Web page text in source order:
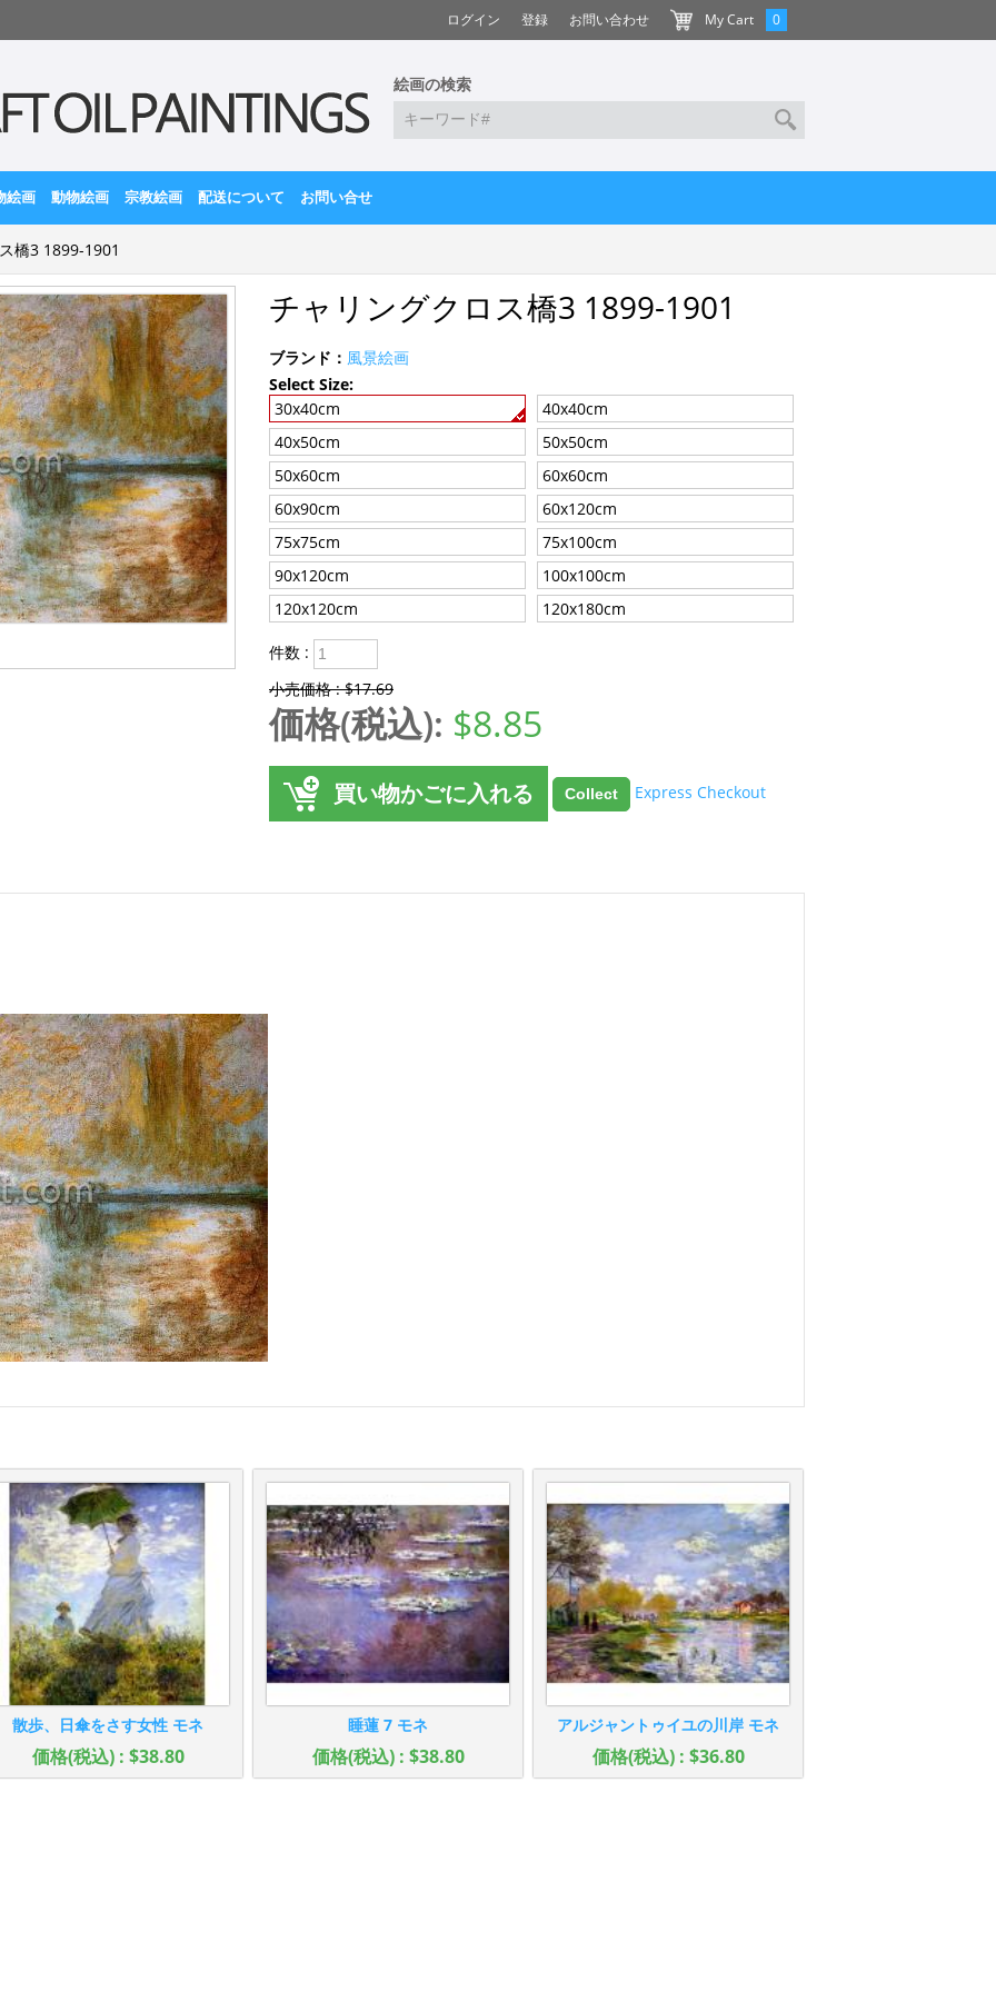
ログイン 登録 お問い合わせ My Cart 0
絵画の検索
絵画 動物絵画 宗教絵画 配送について お問い合せ
橋3 1899-1901
チャリングクロス橋3 1899-1901
ブランド： 風景絵画
Select Size:
30x40cm
40x40cm
40x50cm
50x50cm
50x60cm
60x60cm
60x90cm
60x120cm
75x75cm
75x100cm
90x120cm
100x100cm
120x120cm
120x180cm
件数 :
小売価格 : $17.69
価格(税込): $8.85
買い物かごに入れる Express Checkout
散歩、日傘をさす女性 モネ
価格(税込) : $38.80
睡蓮 7 モネ
価格(税込) : $38.80
アルジャントゥイユの川岸 モネ
価格(税込) : $36.80